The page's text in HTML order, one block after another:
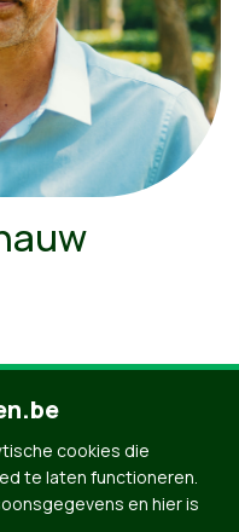
cookies die
te laten functioneren.
en hier is